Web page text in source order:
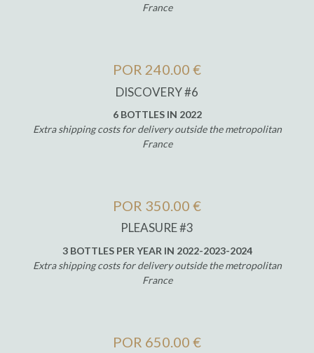
France
POR 240.00 €
DISCOVERY #6
6 BOTTLES IN 2022
Extra shipping costs for delivery outside the metropolitan
France
POR 350.00 €
PLEASURE #3
3 BOTTLES PER YEAR IN 2022-2023-2024
Extra shipping costs for delivery outside the metropolitan
France
POR 650.00 €